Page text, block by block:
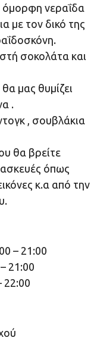
όμορφη νεραΐδα
με τον δικό της
σοκολάτα και
μας θυμίζει
.
, σουβλάκια
θα βρείτε
όπως
κ.α από την
– 21:00
21:00
22:00